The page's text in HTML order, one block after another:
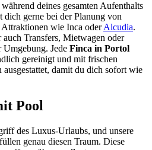
deines gesamten Aufenthalts
dich gerne bei der Planung von
wie Inca oderAlcudia.
Transfers, Mietwagen oder
Umgebung. Jede Finca in Portol
gereinigt und mit frischen
damit du dich sofort wie
Pool
des Luxus-Urlaubs, und unsere
genau diesen Traum. Diese